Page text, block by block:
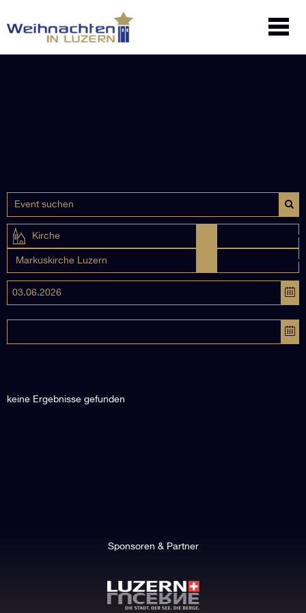
Kirche
Markuskirche Luzern
keine Ergebnisse gefunden
Sponsoren & Partner